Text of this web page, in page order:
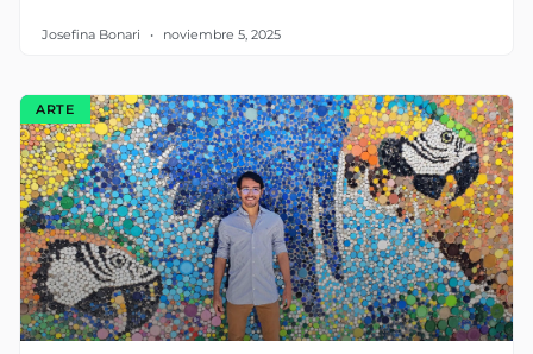
Josefina Bonari noviembre 5, 2025
ARTE